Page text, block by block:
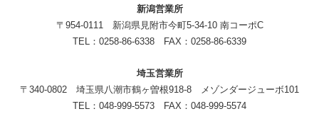
新潟営業所
〒954-0111 新潟県見附市今町5-34-10 南コーポC
TEL：0258-86-6338 FAX：0258-86-6339
埼玉営業所
〒340-0802 埼玉県八潮市鶴ヶ曽根918-8 メゾンダージューボ101
TEL：048-999-5573 FAX：048-999-5574